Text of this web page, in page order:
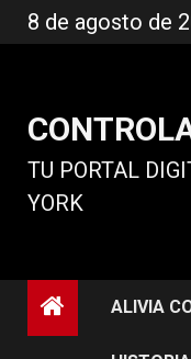
al
8 de agosto de
TU PORTAL
YORK
ALIVIA